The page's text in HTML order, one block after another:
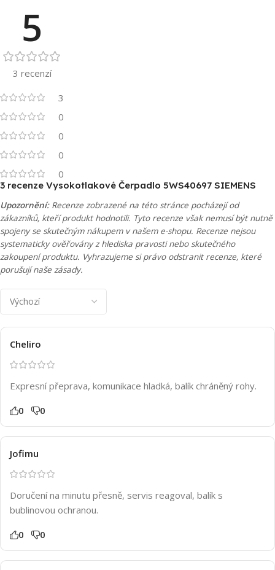
5
3 recenzí
3
0
0
0
0
3 recenze Vysokotlakové Čerpadlo 5WS40697 SIEMENS
Upozornění:Recenze zobrazené na této stránce pocházejí od
zákazníků, kteří produkt hodnotili. Tyto recenze však nemusí být nutně
spojeny se skutečným nákupem v našem e-shopu. Recenze nejsou
systematicky ověřovány z hlediska pravosti nebo skutečného
zakoupení produktu. Vyhrazujeme si právo odstranit recenze, které
porušují naše zásady.
Cheliro
Expresní přeprava, komunikace hladká, balík chráněný rohy.
0 0
Jofimu
Doručení na minutu přesně, servis reagoval, balík s
bublinovou ochranou.
0 0